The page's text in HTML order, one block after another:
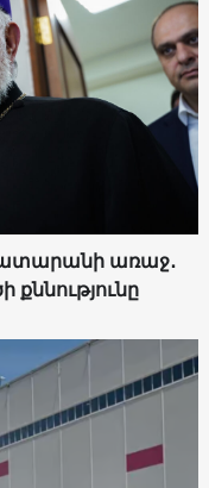
առաջ․
քննությունը